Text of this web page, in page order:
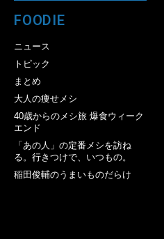
FOODIE
ニュース
トピック
まとめ
大人の痩せメシ
40歳からのメシ旅 爆食ウィーク
エンド
「あの人」の定番メシを訪ね
る。行きつけで、いつもの。
稲田俊輔のうまいものだらけ